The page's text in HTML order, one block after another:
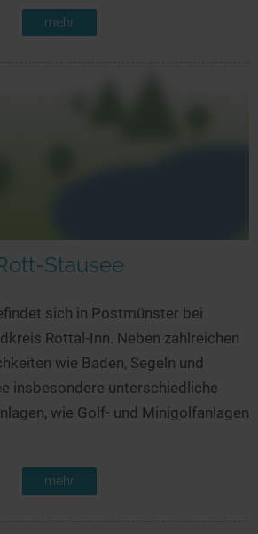
mehr
Stausee
sich in Postmünster bei
Rottal-Inn. Neben zahlreichen
wie Baden, Segeln und
insbesondere unterschiedliche
wie Golf- und Minigolfanlagen
mehr